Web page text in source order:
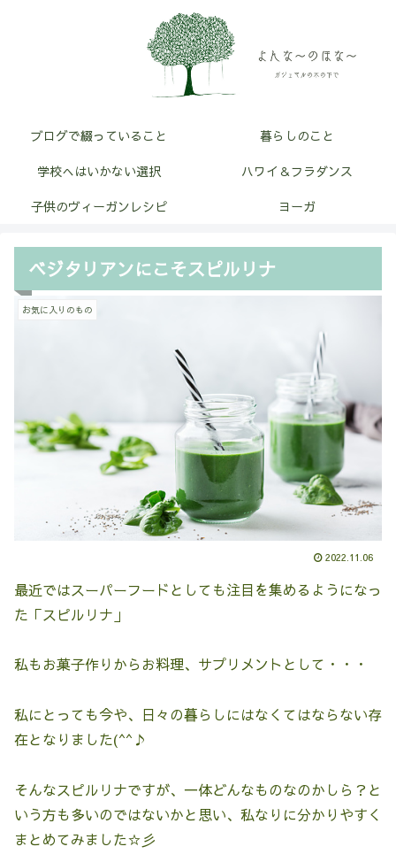
ブログで綴っていること
暮らしのこと
学校へはいかない選択
ハワイ＆フラダンス
子供のヴィーガンレシピ
ヨーガ
ベジタリアンにこそスピルリナ
お気に入りのもの
2022.11.06
最近ではスーパーフードとしても注目を集めるようになっ
た「スピルリナ」
私もお菓子作りからお料理、サプリメントとして・・・
私にとっても今や、日々の暮らしにはなくてはならない存
在となりました(^^♪
そんなスピルリナですが、一体どんなものなのかしら？と
いう方も多いのではないかと思い、私なりに分かりやすく
まとめてみました☆彡